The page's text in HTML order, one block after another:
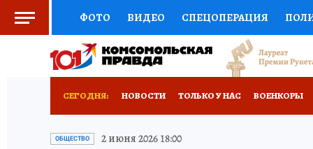
ФОТО ВИДЕО СПЕЦОПЕРАЦИЯ
СОЦПОДДЕРЖКА НАУКА СПОРТ
СЕГОДНЯ: НОВОСТИ ТОЛЬКО У НАС ВОЕНКОРЫ
НОВОРОССИЯ
ОБЩЕСТВО 2 июня 2026 18:00